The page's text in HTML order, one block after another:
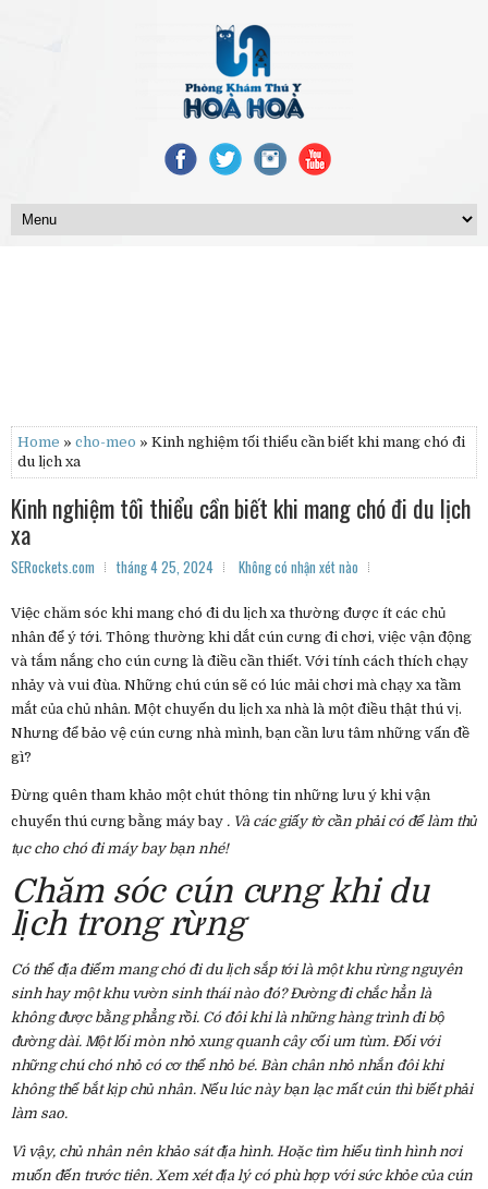
Home » cho-meo » Kinh nghiệm tối thiểu cần biết khi mang chó đi
du lịch xa
Kinh nghiệm tối thiểu cần biết khi mang chó đi du lịch
xa
SERockets.com tháng 4 25, 2024 Không có nhận xét nào
Việc chăm sóc khi mang chó đi du lịch xa thường được ít các chủ
nhân để ý tới. Thông thường khi dắt cún cưng đi chơi, việc vận động
và tắm nắng cho cún cưng là điều cần thiết. Với tính cách thích chạy
nhảy và vui đùa. Những chú cún sẽ có lúc mải chơi mà chạy xa tầm
mắt của chủ nhân. Một chuyến du lịch xa nhà là một điều thật thú vị.
Nhưng để bảo vệ cún cưng nhà mình, bạn cần lưu tâm những vấn đề
gì?
Đừng quên tham khảo một chút thông tin những lưu ý khi vận
chuyển thú cưng bằng máy bay . Và các giấy tờ cần phải có để làm thủ
tục cho chó đi máy bay bạn nhé!
Chăm sóc cún cưng khi du
lịch trong rừng
Có thể địa điểm mang chó đi du lịch sắp tới là một khu rừng nguyên
sinh hay một khu vườn sinh thái nào đó? Đường đi chắc hẳn là
không được bằng phẳng rồi. Có đôi khi là những hàng trình đi bộ
đường dài. Một lối mòn nhỏ xung quanh cây cối um tùm. Đối với
những chú chó nhỏ có cơ thể nhỏ bé. Bàn chân nhỏ nhắn đôi khi
không thể bắt kịp chủ nhân. Nếu lúc này bạn lạc mất cún thì biết phải
làm sao.
Vì vậy, chủ nhân nên khảo sát địa hình. Hoặc tìm hiểu tình hình nơi
muốn đến trước tiên. Xem xét địa lý có phù hợp với sức khỏe của cún